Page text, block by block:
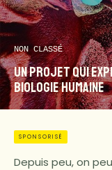
NON CLASSÉ
Un projet qui
biologie humaine
SPONSORISÉ
Depuis peu, on